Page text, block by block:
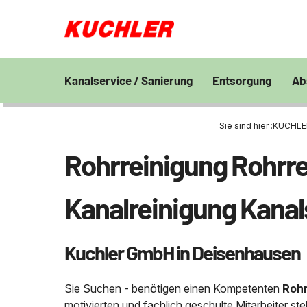
Kanalservice / Sanierung
Kanalsanierung Großprofilsanierung
Grubenentleerung
24h Notdienst
Umpumpen
Entsorgung
Entsorgung und
von Bohrschlamm
Saugwagen
Unternehmen
Stellenangebote
Kontakt
Sie sind hier :
Rohrreinigung
Kanalreinigung
Kuchler GmbH in Deisenhausen
Sie Suchen - benötigen einen Kompetenten